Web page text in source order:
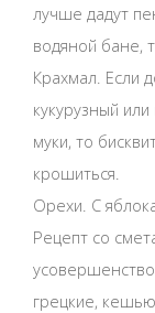
лучше дадут
водяной бане,
Крахмал. Если
кукурузный
муки, то
крошиться.
Орехи. С
Рецепт со
грецкие,